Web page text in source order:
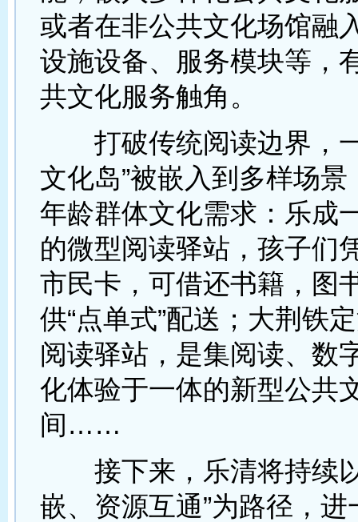
或者在非公共文化场馆融
设施设备、服务模块等，
共文化服务触角。
打破传统阅读边界，一
文化岛”被嵌入到多样场景
年龄群体文化需求：乐成
的微型阅读驿站，孩子们
市民卡，可借还书籍，图
供“点单式”配送；大荆铁
阅读驿站，是集阅读、数
化体验于一体的新型公共
间……
接下来，乐清将持续
嵌、资源互通”为路径，进